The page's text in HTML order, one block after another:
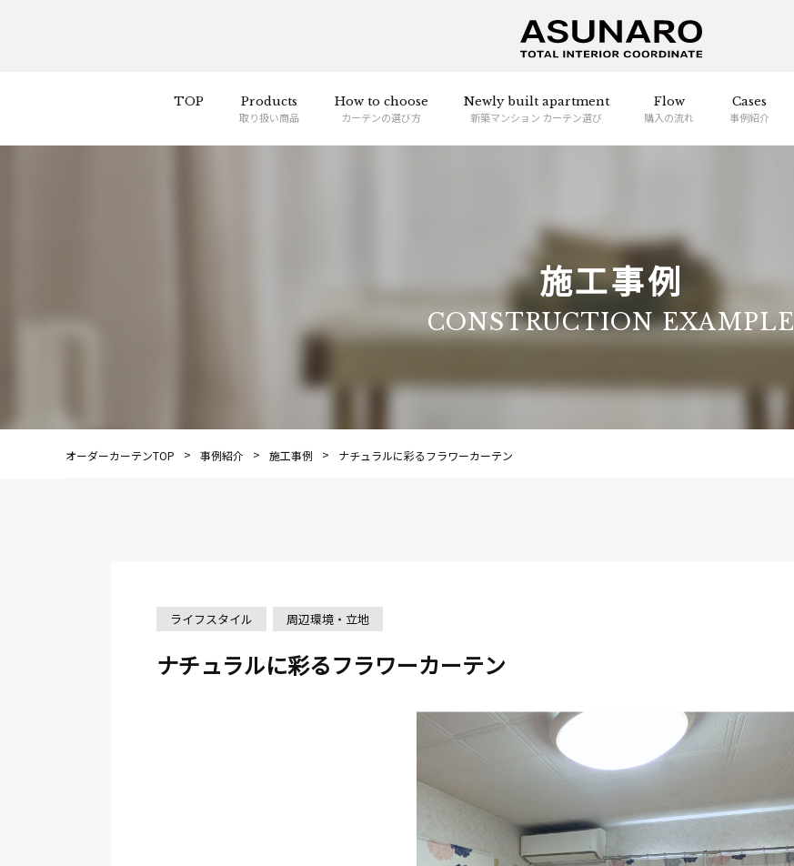
TOP Products
取り扱い商品
How to choose
カーテンの選び方
Newly built apartment
新築マンション カーテン選び
Flow
購入の流れ
Cases
事例紹介
施工事例
CONSTRUCTION EXAMPLE
オーダーカーテンTOP 事例紹介 施工事例 ナチュラルに彩るフラワーカーテン
ライフスタイル 周辺環境・立地
ナチュラルに彩るフラワーカーテン